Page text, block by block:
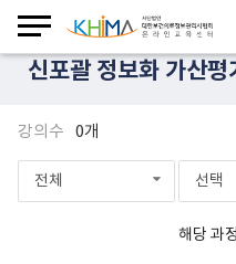
신포괄 정보화 가산
강의수 0개
전체 선택
해당 과